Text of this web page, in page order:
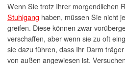
Wenn Sie trotz Ihrer morgendlichen
Stuhlgang haben, müssen Sie nicht
greifen. Diese können zwar
verschaffen, aber wenn sie zu oft
sie dazu führen, dass Ihr Darm
von außen angewiesen ist.